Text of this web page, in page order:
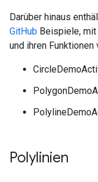
Darüber hinaus
GitHub Beispiele, mit
und ihren
Polylinien